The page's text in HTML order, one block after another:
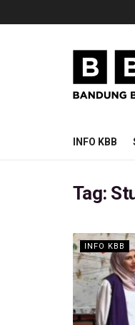
INFO KBB
Tag:
INFO KBB